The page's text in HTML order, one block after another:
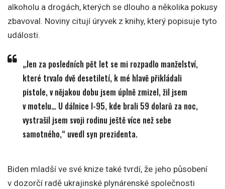
alkoholu a drogách, kterých se dlouho a několika pokusy
zbavoval. Noviny citují úryvek z knihy, který popisuje tyto
události.
„Jen za posledních pět let se mi rozpadlo manželství,
které trvalo dvě desetiletí, k mé hlavě přikládali
pistole, v nějakou dobu jsem úplně zmizel, žil jsem
v motelu… U dálnice I-95, kde brali 59 dolarů za noc,
vystrašil jsem svoji rodinu ještě více než sebe
samotného,“ uvedl syn prezidenta.
Biden mladší ve své knize také tvrdí, že jeho působení
v dozorčí radě ukrajinské plynárenské společnosti